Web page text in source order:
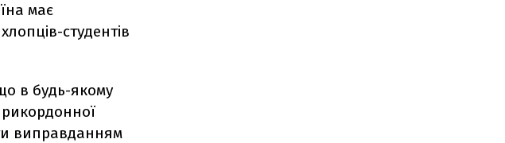
має
студентів
в будь-якому
виправданням